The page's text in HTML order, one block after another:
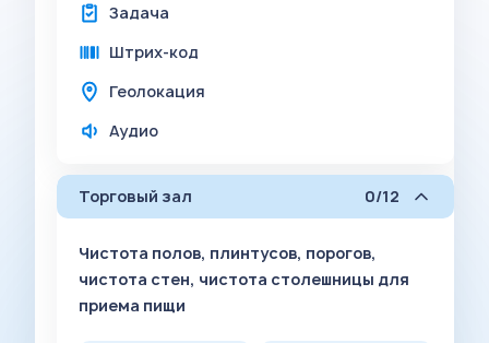
Задача
Штрих-код
Геолокация
Аудио
Торговый зал 0/12
Чистота полов, плинтусов, порогов,
чистота стен, чистота столешницы для
приема пищи